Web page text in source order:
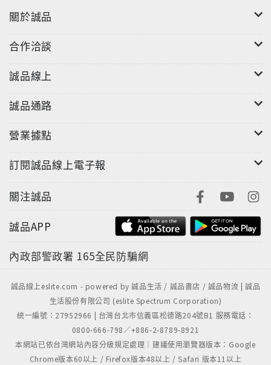
artwork and nine interactive elements crafted by
studio behind the graphics for the Harry Potter
Pan.
Since its publication in 1894, Rudyard Kipling’s
celebrated by generations of readers. Composed
of seven tales, each one accompanied by a poem,
The Jungle Book introduces a lush, colorful
world full of adventure and danger. The first
three tales include some of the most charming
and unforgettable characters in literature—the
man-cub Mowgli, the black panther Bagheera,
the wise brown bear Baloo, and the ruthless tiger
story of a different animal, such as the travels of
the white seal Kotick; the battle between the
courageous mongoose Rikki-Tikki-Tavi and the
deadly cobra Nag; Toomai and the elephant
dance; and the camp animals of the queen’s
guard.
關於誠品
合作洽談
誠品線上
誠品通路
營業據點
訂閱誠品線上電子報
關注誠品
誠品APP
內政部警政署 165全民防騙網
誠品線上eslite.com - powered by 誠品生活 / 誠品書店 / 誠品物流 | 誠品
生活股份有限公司 (eslite Spectrum Corporation)
統一編號：27952966 | 台灣台北市信義區松德路204號B1 服務電話：
0800-666-798／+886-2-8789-8921
本網站已依台灣網站內容分級規定處理｜建議使用瀏覽器版本：Google
Chrome版本60以上 / Firefox版本48以上 / Safari 版本11以上